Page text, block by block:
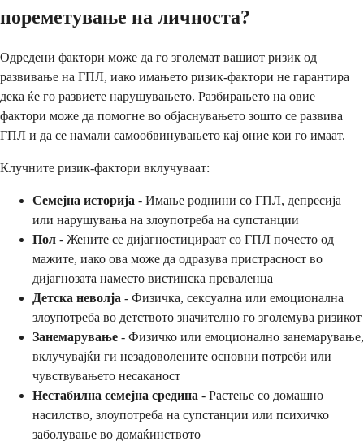
пореметување на личноста?
Одредени фактори може да го зголемат вашиот ризик од
развивање на ГПЛ, иако имањето ризик-фактори не гарантира
дека ќе го развиете нарушувањето. Разбирањето на овие
фактори може да помогне во објаснувањето зошто се развива
ГПЛ и да се намали самообвинувањето кај оние кои го имаат.
Клучните ризик-фактори вклучуваат:
Семејна историја - Имање роднини со ГПЛ, депресија
или нарушувања на злоупотреба на супстанции
Пол - Жените се дијагностицираат со ГПЛ почесто од
мажите, иако ова може да одразува пристрасност во
дијагнозата наместо вистинска преваленца
Детска неволја - Физичка, сексуална или емоционална
злоупотреба во детството значително го зголемува ризикот
Занемарување - Физичко или емоционално занемарување,
вклучувајќи ги незадоволените основни потреби или
чувствувањето несаканост
Нестабилна семејна средина - Растење со домашно
насилство, злоупотреба на супстанции или психичко
заболување во домаќинството